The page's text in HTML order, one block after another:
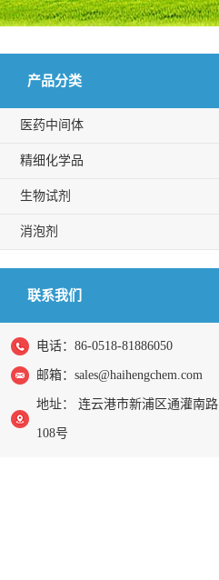
产品分类
医药中间体
精细化学品
生物试剂
消泡剂
联系我们
电话：86-0518-81886050
邮箱： sales@haihengchem.com
地址： 连云港市新浦区通灌南路
108号